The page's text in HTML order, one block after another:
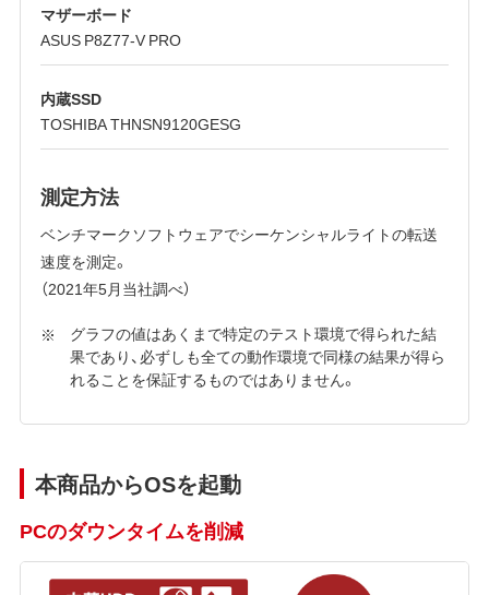
マザーボード
ASUS P8Z77-V PRO
内蔵SSD
TOSHIBA THNSN9120GESG
測定方法
ベンチマークソフトウェアでシーケンシャルライトの転送
速度を測定。
（2021年5月当社調べ）
グラフの値はあくまで特定のテスト環境で得られた結
果であり、必ずしも全ての動作環境で同様の結果が得ら
れることを保証するものではありません。
本商品からOSを起動
PCのダウンタイムを削減